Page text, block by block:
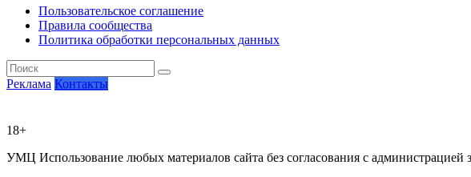
Пользовательское соглашение
Правила сообщества
Политика обработки персональных данных
Реклама Контакты
18+
УМЦ Использование любых материалов сайта без согласования с администрацией